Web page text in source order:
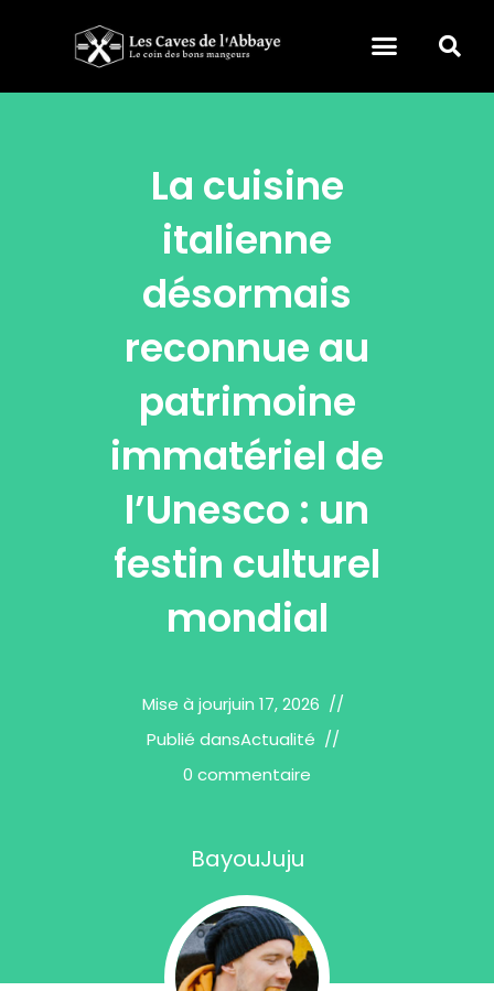
La cuisine
italienne
désormais
reconnue au
patrimoine
immatériel de
l’Unesco : un
festin culturel
mondial
Mise à jourjuin 17, 2026
Publié dansActualité
0 commentaire
BayouJuju